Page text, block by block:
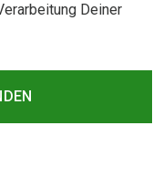
Deiner